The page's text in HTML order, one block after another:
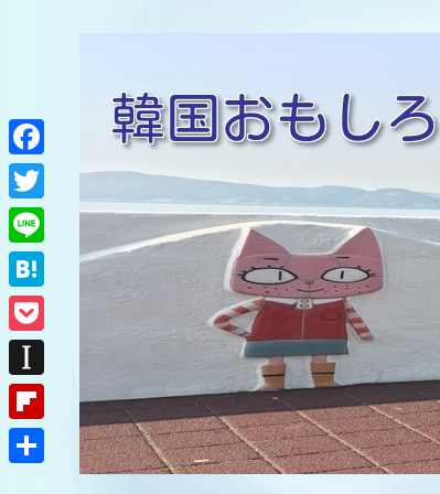
F
a
c
e
b
o
o
k
T
w
i
e
r
L
i
n
H
a
t
e
n
P
o
c
k
I
n
s
F